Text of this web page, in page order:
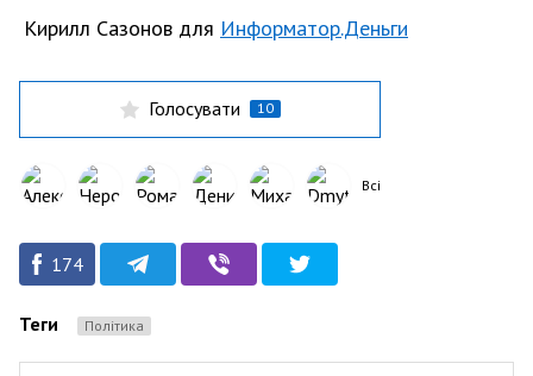
Кирилл Сазонов для Информатор.Деньги
Голосувати 10
Всі
174
Теги Політика